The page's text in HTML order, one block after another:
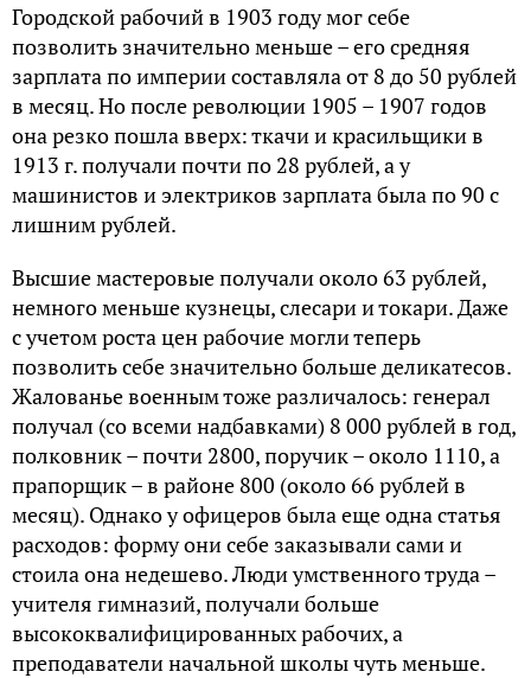
Городской рабочий в 1903 году мог себе
позволить значительно меньше – его средняя
зарплата по империи составляла от 8 до 50 рублей
в месяц. Но после революции 1905 – 1907 годов
она резко пошла вверх: ткачи и красильщики в
1913 г. получали почти по 28 рублей, а у
машинистов и электриков зарплата была по 90 с
лишним рублей.
Высшие мастеровые получали около 63 рублей,
немного меньше кузнецы, слесари и токари. Даже
с учетом роста цен рабочие могли теперь
позволить себе значительно больше деликатесов.
Жалованье военным тоже различалось: генерал
получал (со всеми надбавками) 8 000 рублей в год,
полковник – почти 2800, поручик – около 1110, а
прапорщик – в районе 800 (около 66 рублей в
месяц). Однако у офицеров была еще одна статья
расходов: форму они себе заказывали сами и
стоила она недешево. Люди умственного труда –
учителя гимназий, получали больше
высококвалифицированных рабочих, а
преподаватели начальной школы чуть меньше.